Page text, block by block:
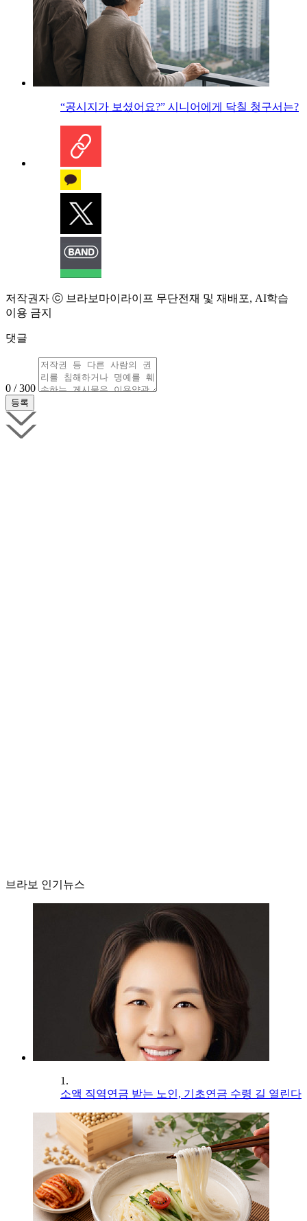
“공시지가 보셨어요?” 시니어에게 닥칠 청구서는?
저작권자 ⓒ 브라보마이라이프 무단전재 및 재배포, AI학습
이용 금지
댓글
0 / 300
브라보 인기뉴스
1.
소액 직역연금 받는 노인, 기초연금 수령 길 열린다